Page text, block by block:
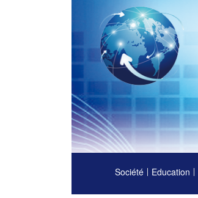
Société Education